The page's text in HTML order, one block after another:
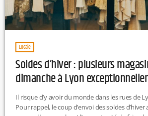
Locale
Soldes d’hiver : plusieurs
dimanche à Lyon
Il risque d’y avoir du monde dans les rues de
Pour rappel, le coup d’envoi des soldes d’hiver